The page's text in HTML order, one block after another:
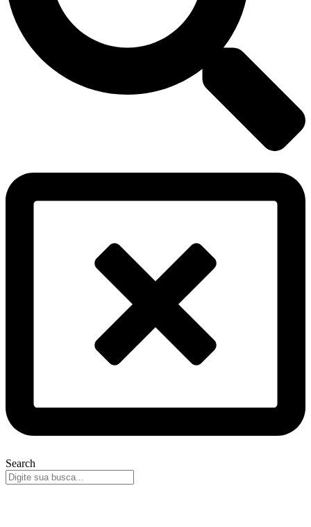
Search